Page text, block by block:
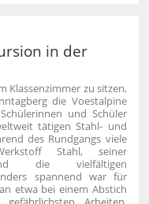
in der
Klassenzimmer zu sitzen,
die Voestalpine
und Schüler
tätigen Stahl- und
des Rundgangs viele
Stahl, seiner
die vielfältigen
spannend war für
etwa bei einem Abstich